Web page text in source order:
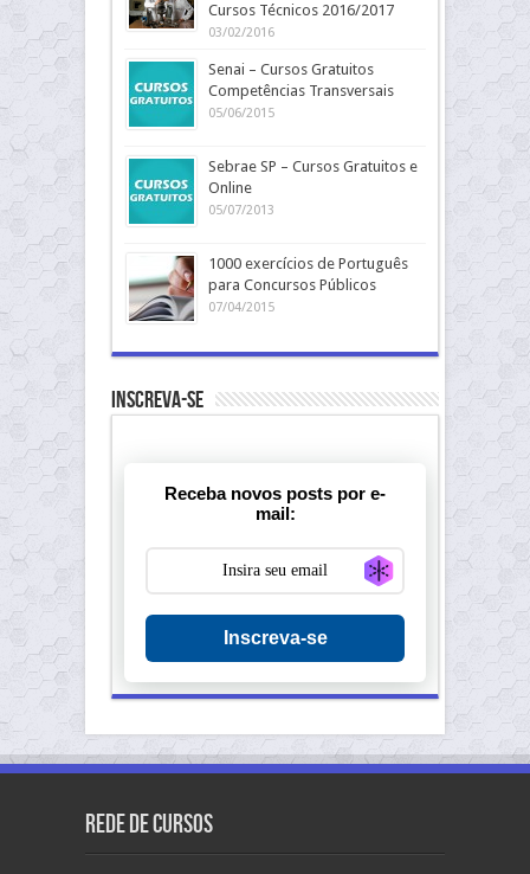
Cursos Técnicos 2016/2017
03/02/2016
Senai – Cursos Gratuitos
Competências Transversais
05/06/2015
Sebrae SP – Cursos Gratuitos e
Online
05/07/2013
1000 exercícios de Português
para Concursos Públicos
07/04/2015
Inscreva-se
Receba novos posts por e-
mail:
Generate new
Inscreva-se
Rede de Cursos